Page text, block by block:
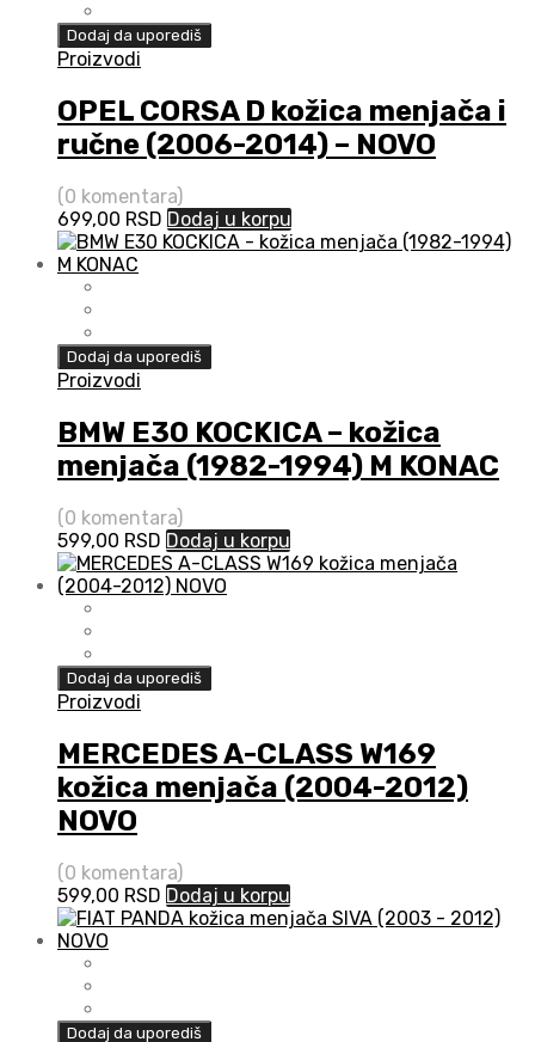
Dodaj da uporediš
Proizvodi
OPEL CORSA D kožica menjača i
ručne (2006-2014) – NOVO
(0 komentara)
699,00 RSD Dodaj u korpu
Dodaj da uporediš
Proizvodi
BMW E30 KOCKICA – kožica
menjača (1982-1994) M KONAC
(0 komentara)
599,00 RSD Dodaj u korpu
Dodaj da uporediš
Proizvodi
MERCEDES A-CLASS W169
kožica menjača (2004-2012)
NOVO
(0 komentara)
599,00 RSD Dodaj u korpu
Dodaj da uporediš